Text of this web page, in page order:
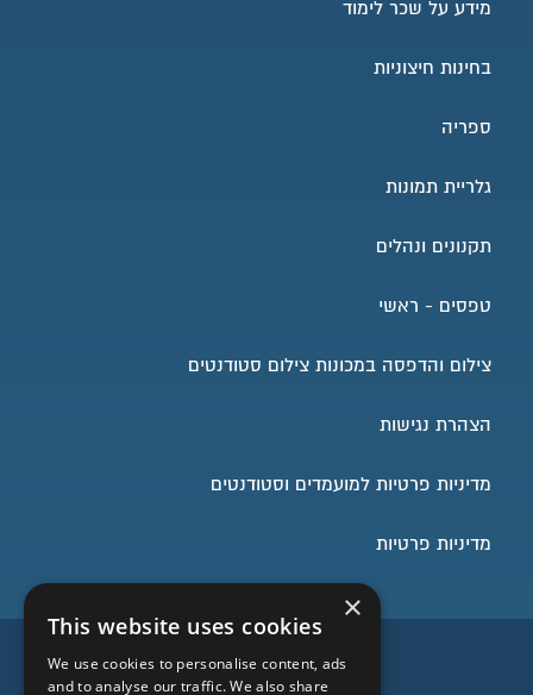
מידע על שכר לימוד
בחינות חיצוניות
ספריה
גלריית תמונות
תקנונים ונהלים
טפסים - ראשי
צילום והדפסה במכונות צילום סטודנטים
הצהרת נגישות
מדיניות פרטיות למועמדים וסטודנטים
מדיניות פרטיות
השארו בעניינים
×
This website uses cookies
We use cookies to personalise content, ads
and to analyse our traffic. We also share